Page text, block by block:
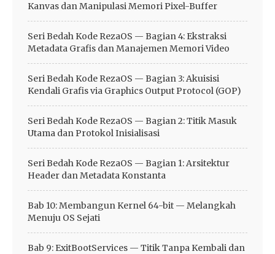
Kanvas dan Manipulasi Memori Pixel-Buffer
Seri Bedah Kode RezaOS — Bagian 4: Ekstraksi
Metadata Grafis dan Manajemen Memori Video
Seri Bedah Kode RezaOS — Bagian 3: Akuisisi
Kendali Grafis via Graphics Output Protocol (GOP)
Seri Bedah Kode RezaOS — Bagian 2: Titik Masuk
Utama dan Protokol Inisialisasi
Seri Bedah Kode RezaOS — Bagian 1: Arsitektur
Header dan Metadata Konstanta
Bab 10: Membangun Kernel 64-bit — Melangkah
Menuju OS Sejati
Bab 9: ExitBootServices — Titik Tanpa Kembali dan